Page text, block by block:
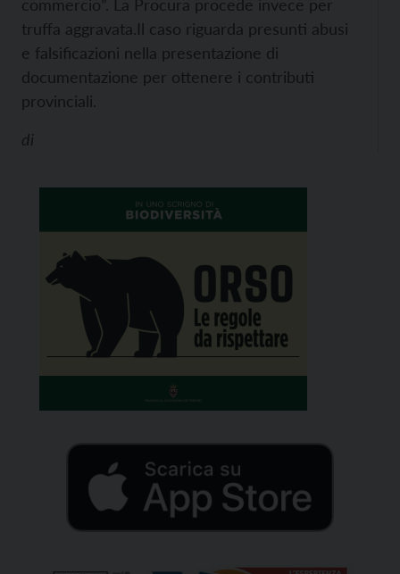
commercio”. La Procura procede invece per
truffa aggravata.Il caso riguarda presunti abusi
e falsificazioni nella presentazione di
documentazione per ottenere i contributi
provinciali.
di